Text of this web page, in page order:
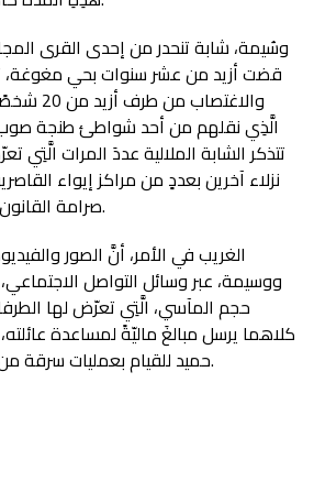
وسُيمة، شابة تنحدر من إحدى القرى
قضت أزيد من عشر سنوات بحي مغوغة،
الَّذِي نقلهم من أحد شواطئ طنجة صوب
تتذكر الشابة الملالية عددَ المرات
نزلاء آخرين بعددٍ من مراكز إيواء
صرامة القانون الإسباني في الموضوع.
الغريب في الأمر، أنَّ الصور
ووسيمة، عبر وسائل التواصل
حجم المآسي، الَّتِي تعرّض لها
كلاهما يرسل مبالغَ ماليّةً لمساعدة
حميد للقيام بعمليات سرقة من أجل إرسال تلك المبالغ.